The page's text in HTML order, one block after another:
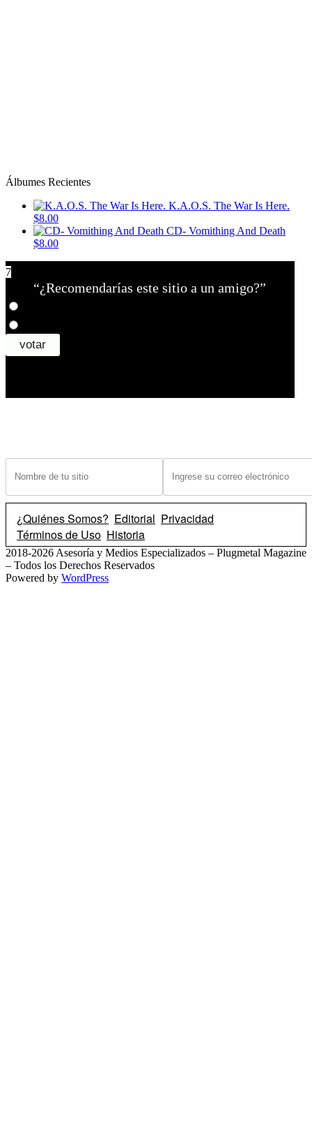
Álbumes Recientes
K.A.O.S. The War Is Here.
$8.00
CD- Vomithing And Death
$8.00
7
“¿Recomendarías este sitio a un amigo?”
¿Quiénes Somos? Editorial Privacidad
Términos de Uso Historia
2018-2026 Asesoría y Medios Especializados – Plugmetal Magazine
– Todos los Derechos Reservados
Powered by WordPress